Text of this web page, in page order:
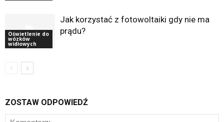
Oświetlenie do
wózków
widłowych
Jak korzystać z fotowoltaiki gdy nie ma
prądu?
ZOSTAW ODPOWIEDŹ